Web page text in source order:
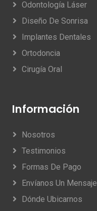
Odontología Láser
Diseño De Sonrisa
Implantes Dentales
Ortodoncia
Cirugía Oral
Información
Nosotros
Testimonios
Formas De Pago
Envíanos Un Mensaje
Dónde Ubicarnos